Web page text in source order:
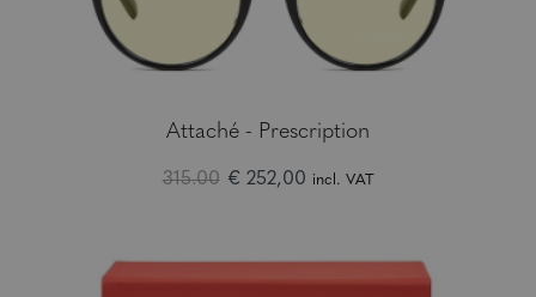
Attaché - Prescription
315.00 € 252,00 incl. VAT